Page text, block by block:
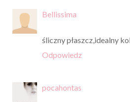
Bellissima
śliczny płaszcz,idealny
Odpowiedz
pocahontas